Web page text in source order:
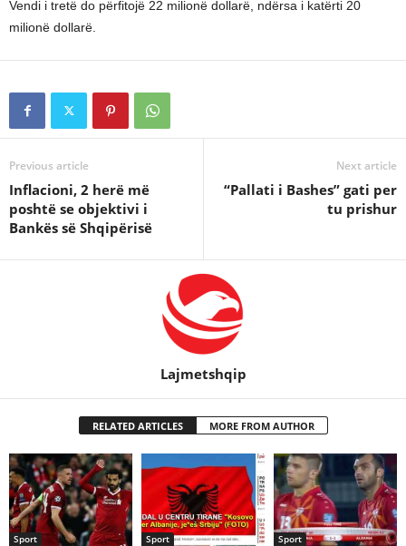
Vendi i tretë do përfitojë 22 milionë dollarë, ndërsa i katërti 20
milionë dollarë.
Previous article
Inflacioni, 2 herë më
poshtë se objektivi i
Bankës së Shqipërisë
Next article
“Pallati i Bashes” gati per
tu prishur
Lajmetshqip
RELATED ARTICLES MORE FROM AUTHOR
Sport Sport Sport